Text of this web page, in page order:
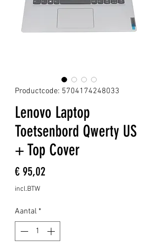
Productcode: 5704174248033
Lenovo Laptop
Toetsenbord Qwerty US
+ Top Cover
€ 95,02
incl.BTW
Aantal *